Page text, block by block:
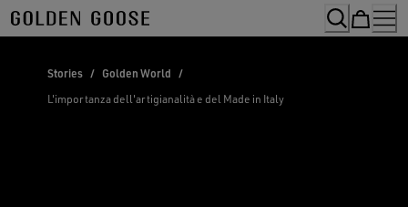
Skip
to
Stories / Golden World /
L'importanza dell'artigianalità e del Made in Italy